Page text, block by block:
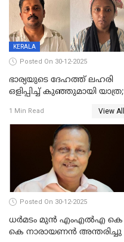
KERALA
Posted On 30-12-2025
ഭാര്യയുടെ ദേഹത്ത് ലഹരി
ഒളിപ്പിച്ച് കുഞ്ഞുമായി യാത്ര;
പിടികൂടി പൊലീസ്
1 Min Read View All
Posted On 30-12-2025
ധർമടം മുൻ എംഎല്‍എ കെ
കെ നാരായണന്‍ അന്തരിച്ചു